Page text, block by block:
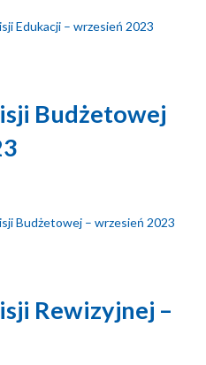
Edukacji – wrzesień 2023
Budżetowej
Budżetowej – wrzesień 2023
Rewizyjnej –